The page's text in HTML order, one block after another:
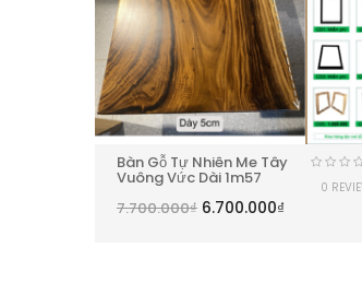
Bàn Gỗ Tự Nhiên Me Tây
Vuông Vức Dài 1m57
7.700.000₫ 6.700.000₫
0